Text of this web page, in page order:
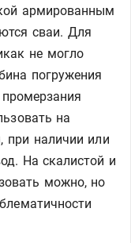
армированным
сваи. Для
не могло
погружения
на
при наличии или
На скалистой и
можно, но